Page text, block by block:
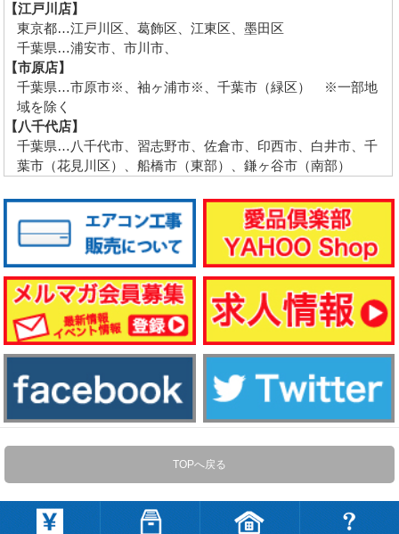
【江戸川店】
東京都…江戸川区、葛飾区、江東区、墨田区
千葉県…浦安市、市川市、
【市原店】
千葉県…市原市※、袖ヶ浦市※、千葉市（緑区） ※一部地
域を除く
【八千代店】
千葉県…八千代市、習志野市、佐倉市、印西市、白井市、千
葉市（花見川区）、船橋市（東部）、鎌ヶ谷市（南部）
TOPへ戻る